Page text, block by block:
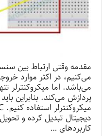
مقدمه وقتی ارتباط بین
می‌کنیم، در اکثر موارد
می‌باشد. اما میکروکنترلر
کاربردهای …